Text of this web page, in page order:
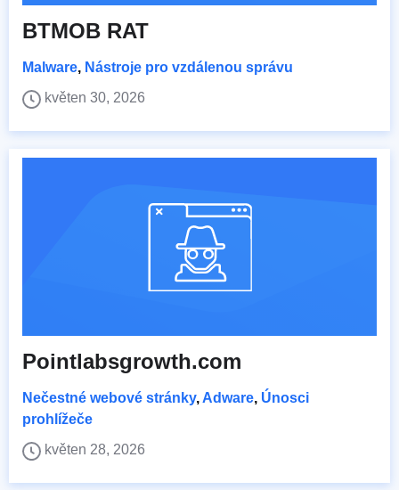
BTMOB RAT
Malware, Nástroje pro vzdálenou správu
květen 30, 2026
Pointlabsgrowth.com
Nečestné webové stránky,Adware, Únosci
prohlížeče
květen 28, 2026